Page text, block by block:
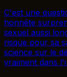
C'est une
honnête
sexuel aussi
risque pour sa
science sur le
vraiment dans